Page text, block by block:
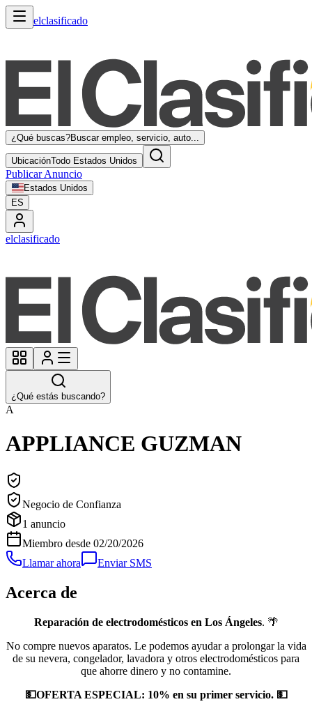
elclasificado
¿Qué buscas?Buscar empleo, servicio, auto...
UbicaciónTodo Estados Unidos
Publicar Anuncio
Estados Unidos
ES
elclasificado
¿Qué estás buscando?
A
APPLIANCE GUZMAN
Negocio de Confianza
1 anuncio
Miembro desde 02/20/2026
Llamar ahora
Enviar SMS
Acerca de
Reparación de electrodomésticos en Los Ángeles. 🌴
No compre nuevos aparatos. Le podemos ayudar a prolongar la vida
de su nevera, congelador, lavadora y otros electrodomésticos para
que ahorre dinero y no contamine.
💵OFERTA ESPECIAL: 10% en su primer servicio. 💵